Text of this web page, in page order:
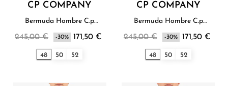
CP COMPANY
Bermuda Hombre C.p
245,00 € -30% 171,50 €
48 50 52
CP COMPANY
Bermuda Hombre C.p
245,00 € -30% 171,50 €
48 50 52